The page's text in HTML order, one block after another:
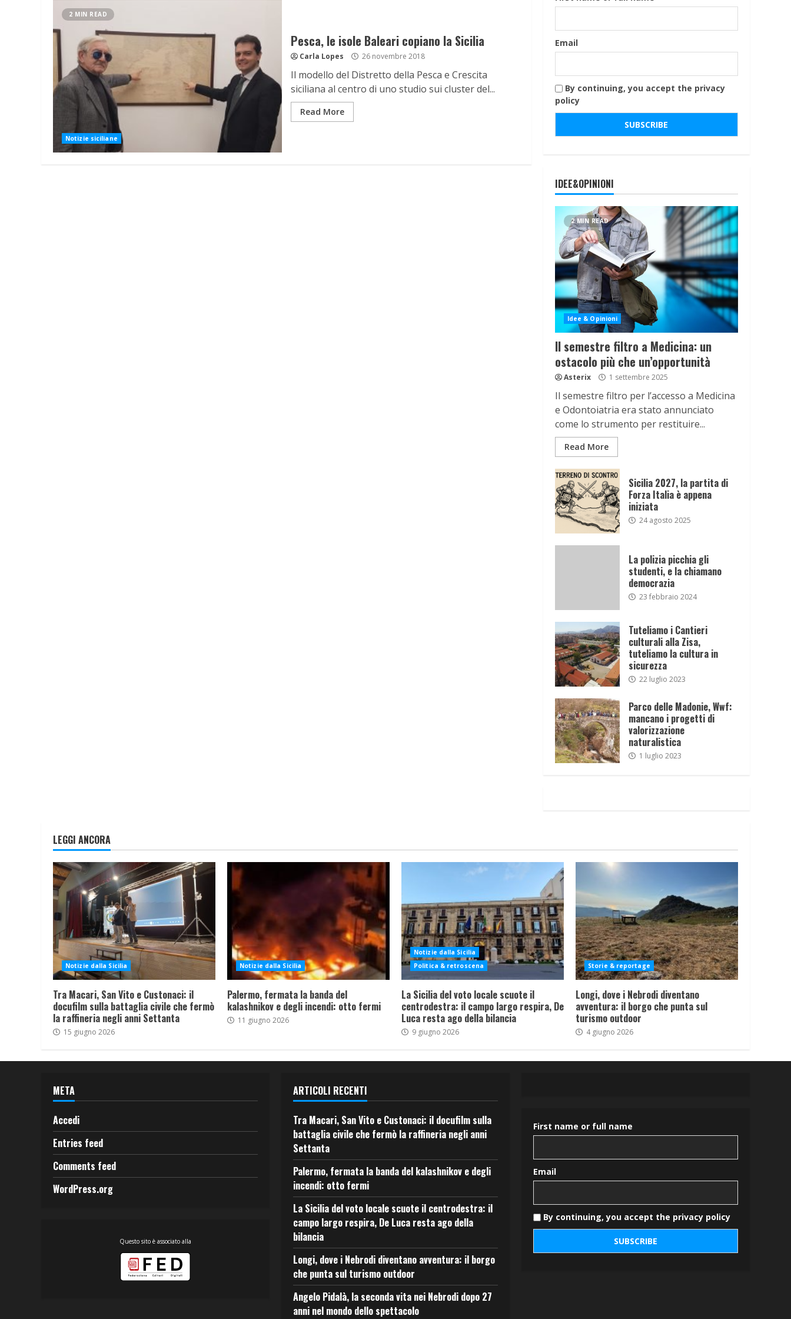
2 MIN READ
Notizie siciliane
Pesca, le isole Baleari copiano la Sicilia
Carla Lopes 26 novembre 2018
Il modello del Distretto della Pesca e Crescita
siciliana al centro di uno studio sui cluster del...
Read More
Email
By continuing, you accept the privacy
policy
IDEE&OPINIONI
2 MIN READ
Idee & Opinioni
Il semestre filtro a Medicina: un
ostacolo più che un’opportunità
Asterix 1 settembre 2025
Il semestre filtro per l’accesso a Medicina
e Odontoiatria era stato annunciato
come lo strumento per restituire...
Read More
Sicilia 2027, la partita di
Forza Italia è appena
iniziata
24 agosto 2025
La polizia picchia gli
studenti, e la chiamano
democrazia
23 febbraio 2024
Tuteliamo i Cantieri
culturali alla Zisa,
tuteliamo la cultura in
sicurezza
22 luglio 2023
Parco delle Madonie, Wwf:
mancano i progetti di
valorizzazione
naturalistica
1 luglio 2023
LEGGI ANCORA
Notizie dalla Sicilia
Tra Macari, San Vito e Custonaci: il
docufilm sulla battaglia civile che fermò
la raffineria negli anni Settanta
15 giugno 2026
Notizie dalla Sicilia
Palermo, fermata la banda del
kalashnikov e degli incendi: otto fermi
11 giugno 2026
Notizie dalla Sicilia
Politica & retroscena
La Sicilia del voto locale scuote il
centrodestra: il campo largo respira, De
Luca resta ago della bilancia
9 giugno 2026
Storie & reportage
Longi, dove i Nebrodi diventano
avventura: il borgo che punta sul
turismo outdoor
4 giugno 2026
META
Accedi
Entries feed
Comments feed
WordPress.org
Questo sito è associato alla
ARTICOLI RECENTI
Tra Macari, San Vito e Custonaci: il docufilm sulla
battaglia civile che fermò la raffineria negli anni
Settanta
Palermo, fermata la banda del kalashnikov e degli
incendi: otto fermi
La Sicilia del voto locale scuote il centrodestra: il
campo largo respira, De Luca resta ago della
bilancia
Longi, dove i Nebrodi diventano avventura: il borgo
che punta sul turismo outdoor
Angelo Pidalà, la seconda vita nei Nebrodi dopo 27
anni nel mondo dello spettacolo
First name or full name
Email
By continuing, you accept the privacy policy